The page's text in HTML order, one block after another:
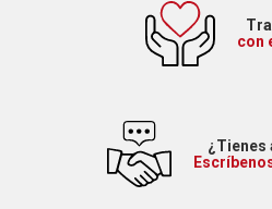
con
¿Tienes